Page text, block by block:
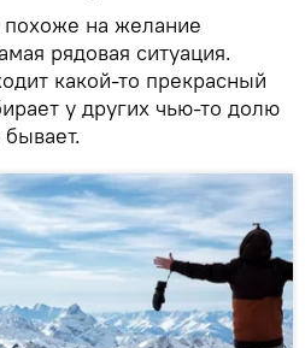
на желание
рядовая ситуация.
какой-то прекрасный
у других чью-то долю